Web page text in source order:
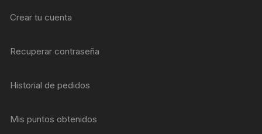
Crear tu cuenta
Recuperar contraseña
Historial de pedidos
Mis puntos obtenidos